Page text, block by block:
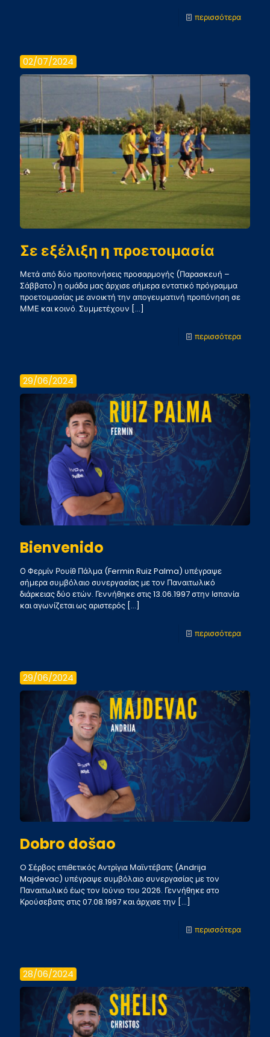
περισσότερα-
02/07/2024
Σε εξέλιξη η προετοιμασία
Μετά από δύο προπονήσεις προσαρμογής (Παρασκευή –
Σάββατο) η ομάδα μας άρχισε σήμερα εντατικό πρόγραμμα
προετοιμασίας με ανοικτή την απογευματινή προπόνηση σε
ΜΜΕ και κοινό. Συμμετέχουν […]
περισσότερα-
29/06/2024
Bienvenido
Ο Φερμίν Ρουίθ Πάλμα (Fermin Ruiz Palma) υπέγραψε
σήμερα συμβόλαιο συνεργασίας με τον Παναιτωλικό
διάρκειας δύο ετών. Γεννήθηκε στις 13.06.1997 στην Ισπανία
και αγωνίζεται ως αριστερός […]
περισσότερα-
29/06/2024
Dobro došao
O Σέρβος επιθετικός Αντρίγια Μαϊντέβατς (Andrija
Majdevac) υπέγραψε συμβόλαιο συνεργασίας με τον
Παναιτωλικό έως τον Ιούνιο του 2026. Γεννήθηκε στο
Κρούσεβατς στις 07.08.1997 και άρχισε την […]
περισσότερα-
28/06/2024